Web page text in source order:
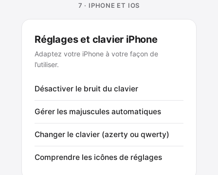
7 · IPHONE ET IOS
Réglages et clavier iPhone
Adaptez votre iPhone à votre façon de
l’utiliser.
Désactiver le bruit du clavier
Gérer les majuscules automatiques
Changer le clavier (azerty ou qwerty)
Comprendre les icônes de réglages